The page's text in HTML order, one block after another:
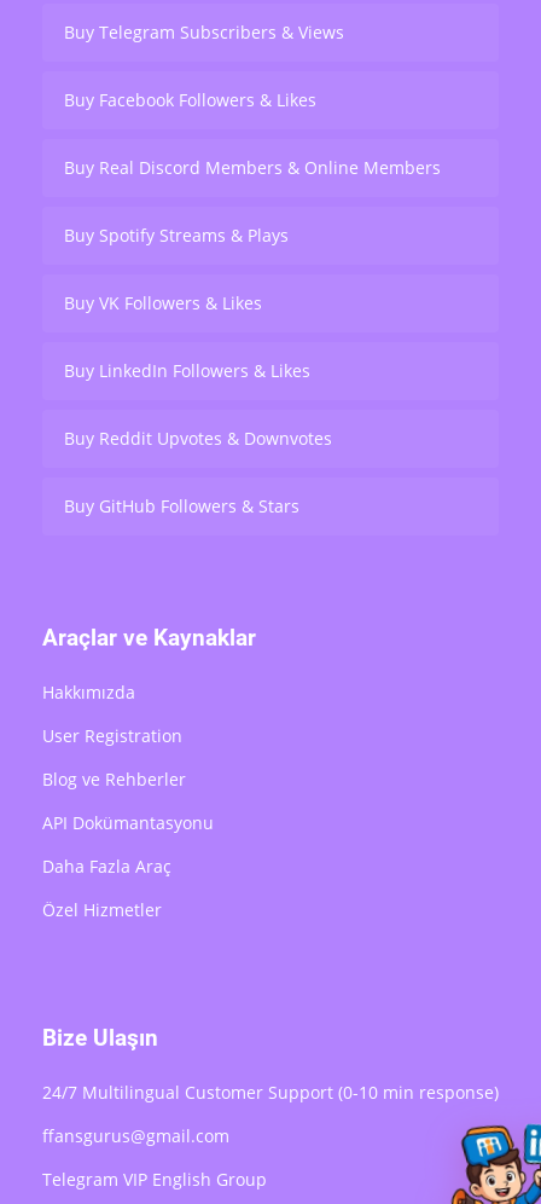
Buy Telegram Subscribers & Views
Buy Facebook Followers & Likes
Buy Real Discord Members & Online Members
Buy Spotify Streams & Plays
Buy VK Followers & Likes
Buy LinkedIn Followers & Likes
Buy Reddit Upvotes & Downvotes
Buy GitHub Followers & Stars
Araçlar ve Kaynaklar
Hakkımızda
User Registration
Blog ve Rehberler
API Dokümantasyonu
Daha Fazla Araç
Özel Hizmetler
Bize Ulaşın
24/7 Multilingual Customer Support (0-10 min response)
ffansgurus@gmail.com
Telegram VIP English Group